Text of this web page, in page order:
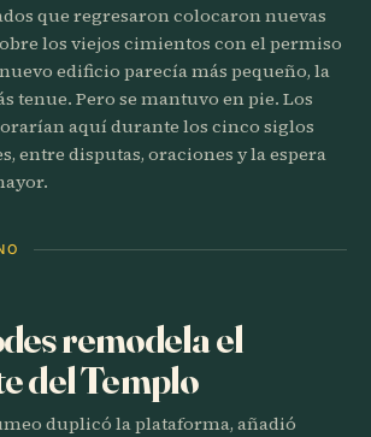
que regresaron colocaron nuevas
los viejos cimientos con el permiso
edificio parecía más pequeño, la
tenue. Pero se mantuvo en pie. Los
aquí durante los cinco siglos
entre disputas, oraciones y la espera
remodela el
del Templo
duplicó la plataforma, añadió